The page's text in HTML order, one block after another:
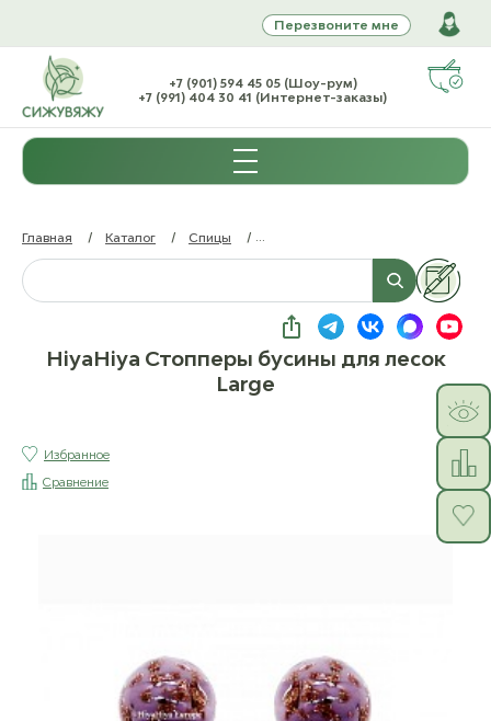
Перезвоните мне
+7 (901) 594 45 05 (Шоу-рум)
+7 (991) 404 30 41 (Интернет-заказы)
Главная / Каталог / Спицы /
HiyaHiya Стопперы бусины для лесок
Large
Избранное
Сравнение